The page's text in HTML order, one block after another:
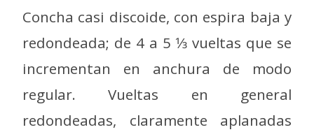
Concha casi discoide, con espira baja y
redondeada; de 4 a 5 1⁄3 vueltas que se
incrementan en anchura de modo
regular. Vueltas en general
redondeadas, claramente aplanadas